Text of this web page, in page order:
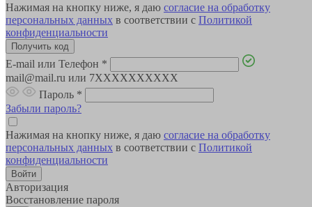
Нажимая на кнопку ниже, я даю согласие на обработку
персональных данных в соответствии с Политикой
конфиденциальности
E-mail или Телефон *
mail@mail.ru или 7XXXXXXXXXX
Пароль *
Забыли пароль?
Нажимая на кнопку ниже, я даю согласие на обработку
персональных данных в соответствии с Политикой
конфиденциальности
Авторизация
Восстановление пароля